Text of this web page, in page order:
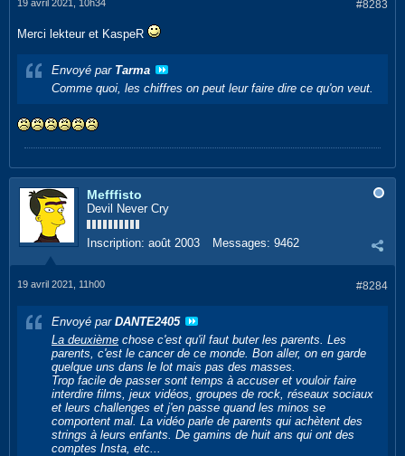
#8283
19 avril 2021, 10h34
Merci lekteur et KaspeR
Envoyé par Tarma
Comme quoi, les chiffres on peut leur faire dire ce qu'on veut.
Mefffisto
Devil Never Cry
Inscription: août 2003 Messages: 9462
#8284
19 avril 2021, 11h00
Envoyé par DANTE2405
La deuxième chose c'est qu'il faut buter les parents. Les
parents, c'est le cancer de ce monde. Bon aller, on en garde
quelque uns dans le lot mais pas des masses.
Trop facile de passer sont temps à accuser et vouloir faire
interdire films, jeux vidéos, groupes de rock, réseaux sociaux
et leurs challenges et j'en passe quand les minos se
comportent mal. La vidéo parle de parents qui achètent des
strings à leurs enfants. De gamins de huit ans qui ont des
comptes Insta, etc...